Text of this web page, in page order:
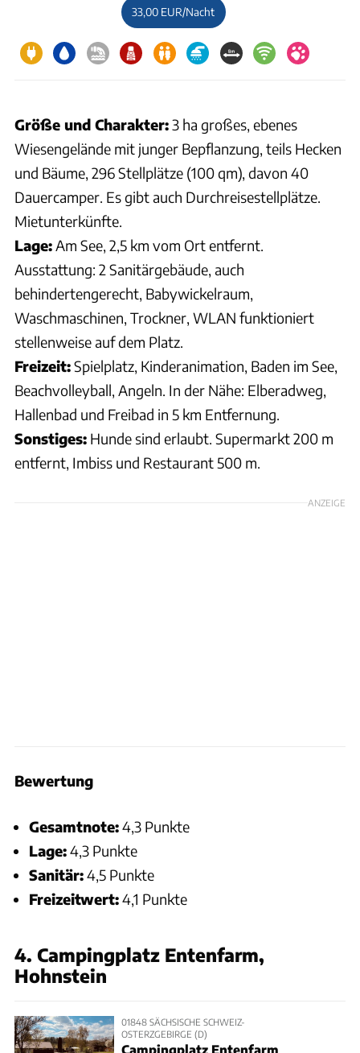
33,00 EUR/Nacht
Größe und Charakter:3 ha großes, ebenes
Wiesengelände mit junger Bepflanzung, teils Hecken
und Bäume, 296 Stellplätze (100 qm), davon 40
Dauercamper. Es gibt auch Durchreisestellplätze.
Mietunterkünfte.
Lage:Am See, 2,5 km vom Ort entfernt.
Ausstattung: 2 Sanitärgebäude, auch
behindertengerecht, Babywickelraum,
Waschmaschinen, Trockner, WLAN funktioniert
stellenweise auf dem Platz.
Freizeit:Spielplatz, Kinderanimation, Baden im See,
Beachvolleyball, Angeln. In der Nähe: Elberadweg,
Hallenbad und Freibad in 5 km Entfernung.
Sonstiges: Hunde sind erlaubt. Supermarkt 200 m
entfernt, Imbiss und Restaurant 500 m.
ANZEIGE
Bewertung
Gesamtnote:4,3 Punkte
Lage:4,3 Punkte
Sanitär:4,5 Punkte
Freizeitwert:4,1 Punkte
4. Campingplatz Entenfarm,
Hohnstein
01848 SÄCHSISCHE SCHWEIZ-
OSTERZGEBIRGE (D)
Campingplatz Entenfarm